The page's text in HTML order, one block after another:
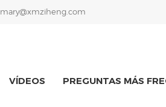
mary@xmziheng.com
VÍDEOS PREGUNTAS MÁS